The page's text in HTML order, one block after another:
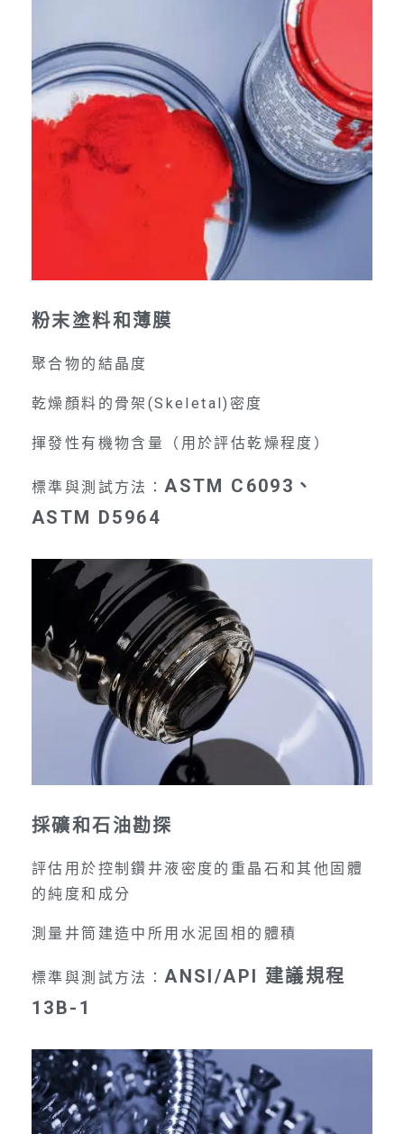
粉末塗料和薄膜
聚合物的結晶度
乾燥顏料的骨架(Skeletal)密度
揮發性有機物含量（用於評估乾燥程度）
標準與測試方法： ASTM C6093、
ASTM D5964
採礦和石油勘探
評估用於控制鑽井液密度的重晶石和其他固體
的純度和成分
測量井筒建造中所用水泥固相的體積
標準與測試方法：ANSI/API 建議規程
13B-1